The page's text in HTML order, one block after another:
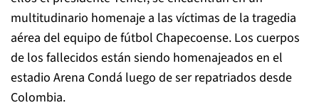
multitudinario homenaje a las víctimas de la tragedia
aérea del equipo de fútbol Chapecoense. Los cuerpos
de los fallecidos están siendo homenajeados en el
estadio Arena Condá luego de ser repatriados desde
Colombia.